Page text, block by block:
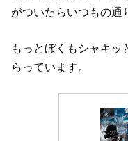
がついたらいつもの通
もっとぼくもシャキッ
らっています。